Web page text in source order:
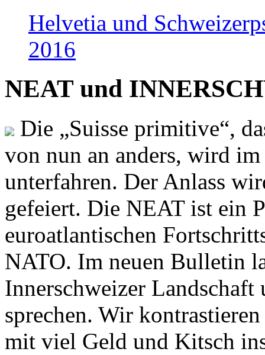
Helvetia und
2016
NEAT und
Die „Suisse primitive“,
von nun an anders, wird
unterfahren. Der Anlass
gefeiert. Die NEAT ist ein
euroatlantischen
NATO. Im neuen Bulletin
Innerschweizer
sprechen. Wir
mit viel Geld und Kitsch